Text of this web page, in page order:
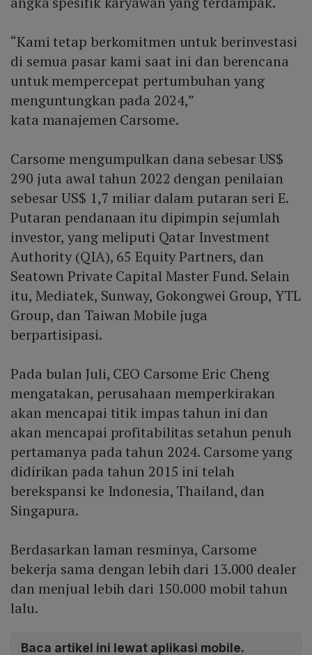
“Kami tetap berkomitmen untuk berinvestasi
di semua pasar kami saat ini dan berencana
untuk mempercepat pertumbuhan yang
menguntungkan pada 2024,”
kata manajemen Carsome.
Carsome mengumpulkan dana sebesar US$
290 juta awal tahun 2022 dengan penilaian
sebesar US$ 1,7 miliar dalam putaran seri E.
Putaran pendanaan itu dipimpin sejumlah
investor, yang meliputi Qatar Investment
Authority (QIA), 65 Equity Partners, dan
Seatown Private Capital Master Fund. Selain
itu, Mediatek, Sunway, Gokongwei Group, YTL
Group, dan Taiwan Mobile juga
berpartisipasi.
Pada bulan Juli, CEO Carsome Eric Cheng
mengatakan, perusahaan memperkirakan
akan mencapai titik impas tahun ini dan
akan mencapai profitabilitas setahun penuh
pertamanya pada tahun 2024. Carsome yang
didirikan pada tahun 2015 ini telah
berekspansi ke Indonesia, Thailand, dan
Singapura.
Berdasarkan laman resminya, Carsome
bekerja sama dengan lebih dari 13.000 dealer
dan menjual lebih dari 150.000 mobil tahun
lalu.
Baca artikel ini lewat aplikasi mobile.